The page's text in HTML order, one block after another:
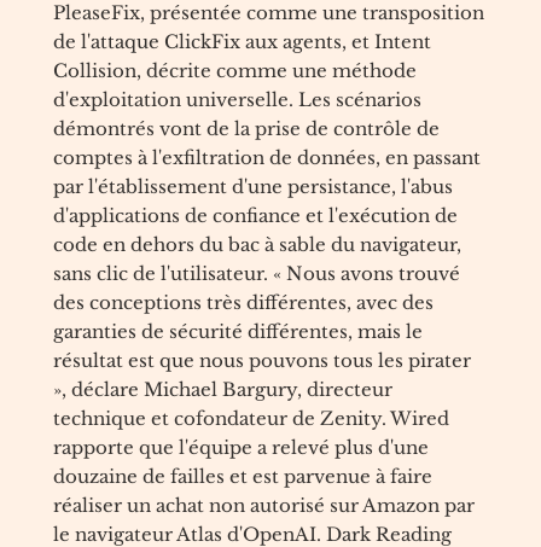
PleaseFix, présentée comme une transposition
de l'attaque ClickFix aux agents, et Intent
Collision, décrite comme une méthode
d'exploitation universelle. Les scénarios
démontrés vont de la prise de contrôle de
comptes à l'exfiltration de données, en passant
par l'établissement d'une persistance, l'abus
d'applications de confiance et l'exécution de
code en dehors du bac à sable du navigateur,
sans clic de l'utilisateur. « Nous avons trouvé
des conceptions très différentes, avec des
garanties de sécurité différentes, mais le
résultat est que nous pouvons tous les pirater
», déclare Michael Bargury, directeur
technique et cofondateur de Zenity. Wired
rapporte que l'équipe a relevé plus d'une
douzaine de failles et est parvenue à faire
réaliser un achat non autorisé sur Amazon par
le navigateur Atlas d'OpenAI. Dark Reading